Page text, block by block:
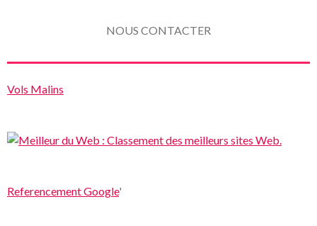
NOUS CONTACTER
Vols Malins
Referencement Google'